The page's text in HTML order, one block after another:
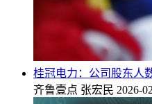
桂冠电力：公司股东人
齐鲁壹点 张宏民 2026-